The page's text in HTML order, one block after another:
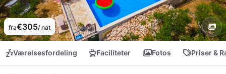
fra€305/ nat
Værelsesfordeling Faciliteter Fotos Priser &